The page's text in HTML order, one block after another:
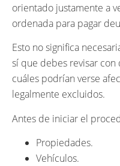
orientado justamente a
ordenada para pagar
Esto no significa
sí que debes revisar
cuáles podrían verse
legalmente excluidos.
Antes de iniciar el
Propiedades.
Vehículos.